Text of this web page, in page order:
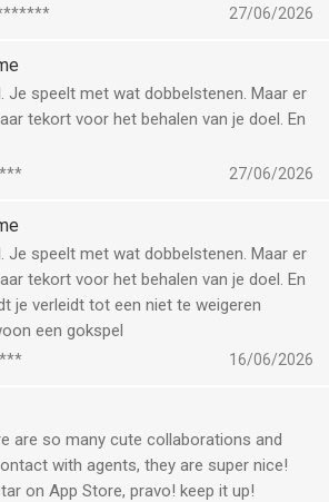
27/06/2026
Je speelt met wat dobbelstenen. Maar er
tekort voor het behalen van je doel. En
je verleidt tot een niet te weigeren
een gokspel
altijd aan jou of je moet bewijzen wat er
met dit spel
27/06/2026
Je speelt met wat dobbelstenen. Maar er
tekort voor het behalen van je doel. En
je verleidt tot een niet te weigeren
een gokspel
16/06/2026
are so many cute collaborations and
with agents, they are super nice!
on App Store, pravo! keep it up!